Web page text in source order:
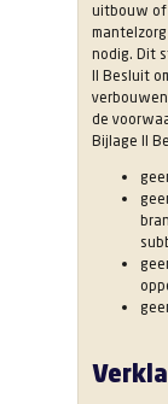
uitbouw of
nodig. Dit
II Besluit
de
Bijlage II